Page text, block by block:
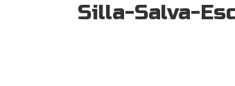
Silla-Salva-